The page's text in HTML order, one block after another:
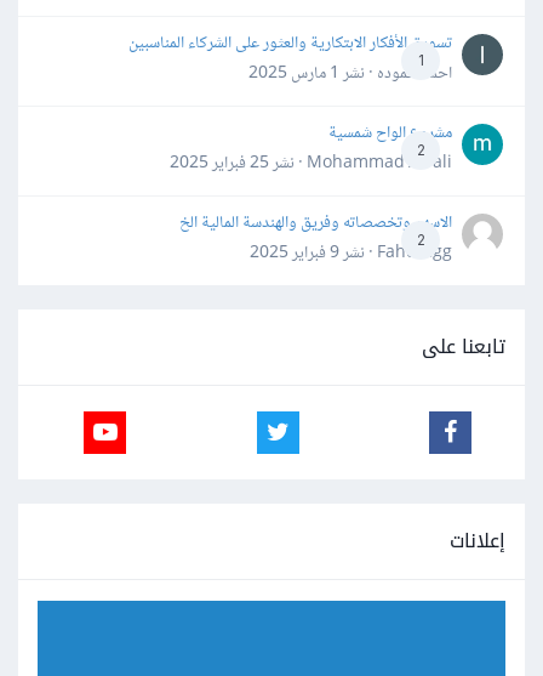
1
تسويق الأفكار الابتكارية والعثور على الشركاء المناسبين
احمد حموده · نشر 1 مارس 2025
2
مشروع الواح شمسية
Mohammad Awali · نشر
25 فبراير 2025
2
الاسهم وتخصصاته وفريق والهندسة المالية الخ
Fahd Ggg · نشر
9 فبراير 2025
تابعنا على
إعلانات